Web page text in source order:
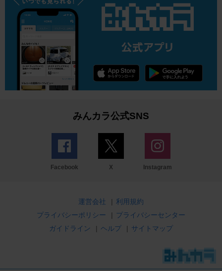
みんカラ公式SNS
Facebook X Instagram
運営会社 | 利用規約
プライバシーポリシー
| プライバシーセンター
ガイドライン
| ヘルプ | サイトマップ